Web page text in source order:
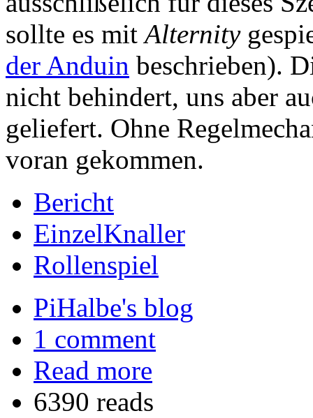
sollte es mitAlternity
der Anduin beschrieben).
nicht behindert, uns aber
geliefert. Ohne
voran gekommen.
Bericht
EinzelKnaller
Rollenspiel
PiHalbe's blog
1 comment
Read more
6390 reads